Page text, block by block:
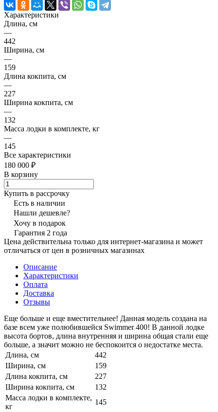
Характеристики
Длина, см
—
442
Ширина, см
—
159
Длина кокпита, см
—
227
Ширина кокпита, см
—
132
Масса лодки в комплекте, кг
—
145
Все характеристики
180 000 ₽
В корзину
Купить в рассрочку
Есть в наличии
Нашли дешевле?
Хочу в подарок
Гарантия 2 года
Цена действительна только для интернет-магазина и может
отличаться от цен в розничных магазинах
Описание
Характеристики
Оплата
Доставка
Отзывы
Еще больше и еще вместительнее! Данная модель создана на
базе всем уже полюбившейся Swimmer 400! В данной лодке
высота бортов, длина внутренняя и ширина общая стали еще
больше, а значит можно не беспокоится о недостатке места.
Длина, см
442
Ширина, см
159
Длина кокпита, см
227
Ширина кокпита, см
132
Масса лодки в комплекте,
кг
145